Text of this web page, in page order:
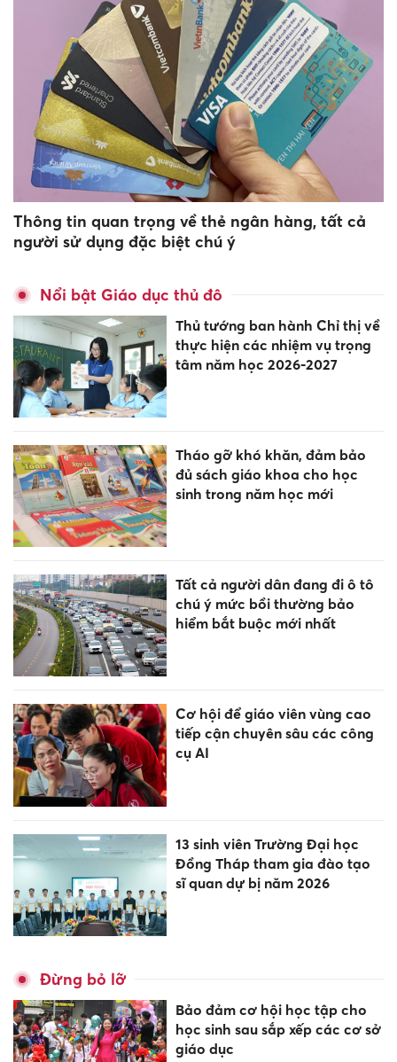
Thông tin quan trọng về thẻ ngân hàng, tất cả
người sử dụng đặc biệt chú ý
Nổi bật Giáo dục thủ đô
Thủ tướng ban hành Chỉ thị về
thực hiện các nhiệm vụ trọng
tâm năm học 2026-2027
Tháo gỡ khó khăn, đảm bảo
đủ sách giáo khoa cho học
sinh trong năm học mới
Tất cả người dân đang đi ô tô
chú ý mức bồi thường bảo
hiểm bắt buộc mới nhất
Cơ hội để giáo viên vùng cao
tiếp cận chuyên sâu các công
cụ AI
13 sinh viên Trường Đại học
Đồng Tháp tham gia đào tạo
sĩ quan dự bị năm 2026
Đừng bỏ lỡ
Bảo đảm cơ hội học tập cho
học sinh sau sắp xếp các cơ sở
giáo dục